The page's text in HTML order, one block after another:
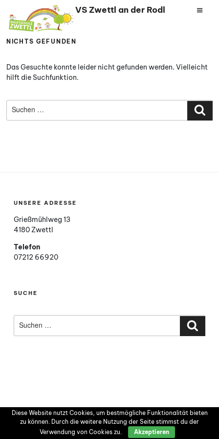
Inhalt
springen
VS Zwettl an der Rodl
NICHTS GEFUNDEN
Das Gesuchte konnte leider nicht gefunden werden. Vielleicht
hilft die Suchfunktion.
nach:
UNSERE ADRESSE
Grießmühlweg 13
4180 Zwettl
Telefon
07212 66920
SUCHE
Suchen
nach:
Diese Website nutzt Cookies, um bestmögliche Funktionalität bieten
zu können. Durch die weitere Nutzung der Seite stimmst du der
Verwendung von Cookies zu.
Akzeptieren